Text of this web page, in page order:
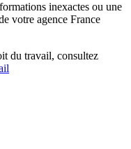
inexactes ou une
votre agence France
du travail, consultez